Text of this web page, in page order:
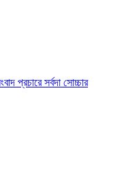
প্রচারে সর্বদা সোচ্চার